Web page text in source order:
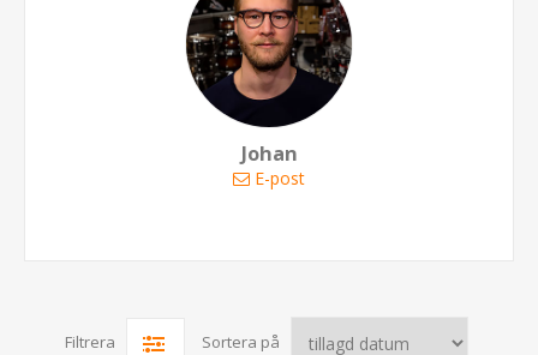
Johan
E-post
Filtrera Sortera på